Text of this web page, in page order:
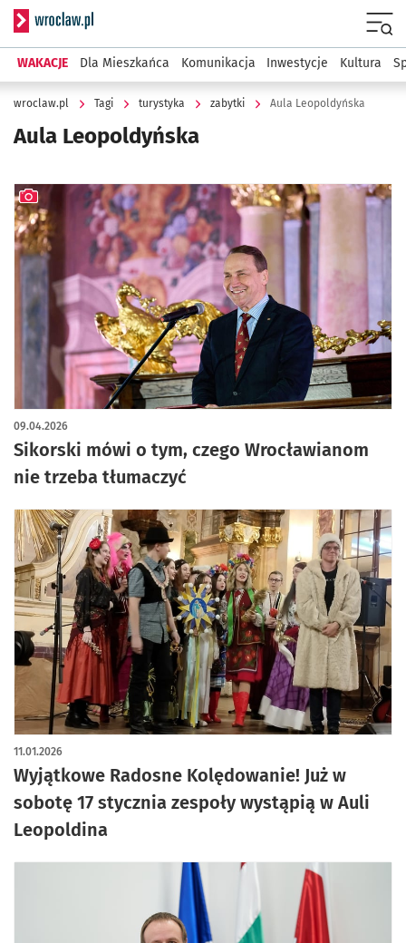
Serwis informacyjny wroclaw.pl
WAKACJE Dla Mieszkańca Komunikacja Inwestycje Kultura
wroclaw.pl Tagi turystyka zabytki Aula Leopoldyńska
Aula Leopoldyńska
Sikorski mówi o tym, czego Wrocławianom
nie trzeba tłumaczyć
09.04.2026
artykuł z galerią zdjęć
Wyjątkowe Radosne Kolędowanie! Już w
sobotę 17 stycznia zespoły wystąpią w Auli
Leopoldina
11.01.2026